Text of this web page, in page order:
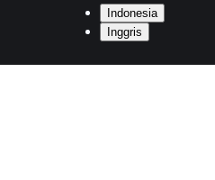
Indonesia
Inggris